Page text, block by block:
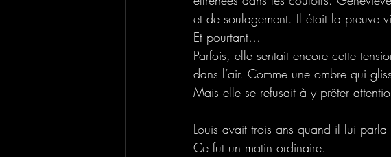
et de soulagement. Il était la preuve
Et pourtant…
Parfois, elle sentait encore cette
dans l’air. Comme une ombre qui
Mais elle se refusait à y prêter
Louis avait trois ans quand il lui
Ce fut un matin ordinaire.